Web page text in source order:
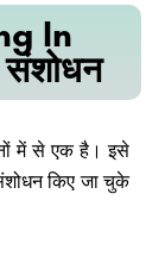
In
संशोधन
में से एक है। इसे
किए जा चुके